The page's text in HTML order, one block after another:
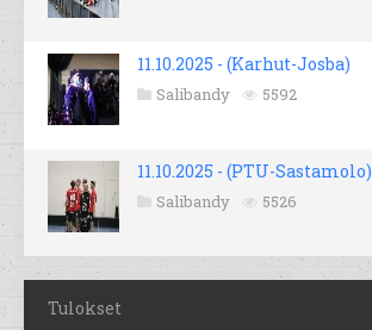
11.10.2025 - (Karhut-Josba)
Salibandy 5592
11.10.2025 - (PTU-Sastamolo)
Salibandy 5526
Tulokset